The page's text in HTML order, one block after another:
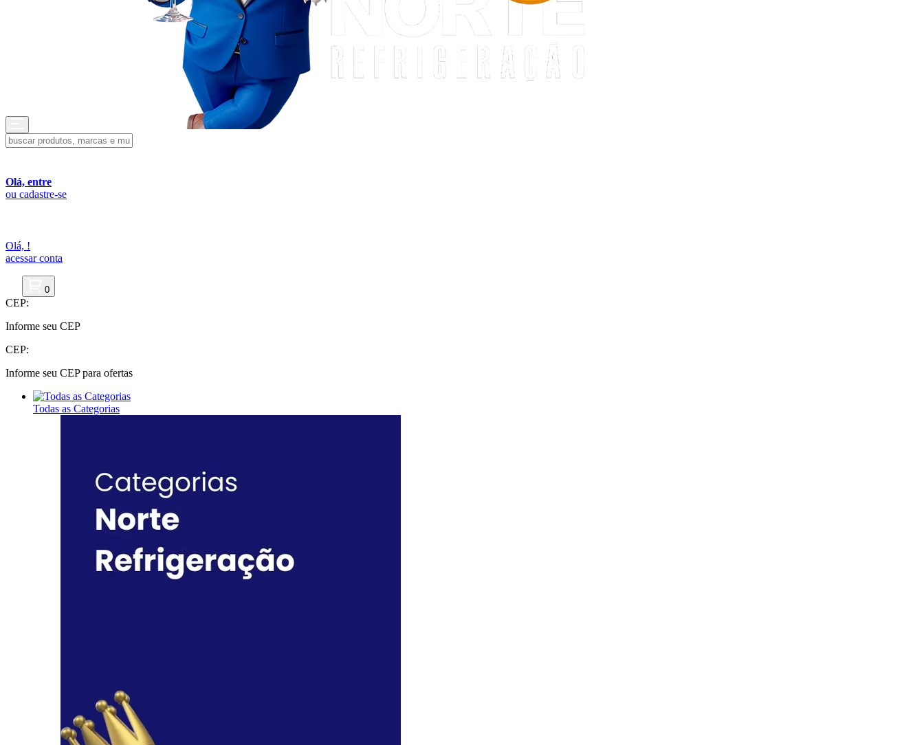
Olá, entre
ou cadastre-se
Olá, !
acessar conta
0
CEP:
Informe seu CEP
CEP:
Informe seu CEP para ofertas
Todas as Categorias